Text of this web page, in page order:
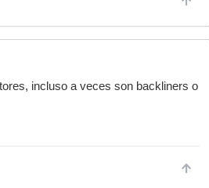
incluso a veces son backliners o